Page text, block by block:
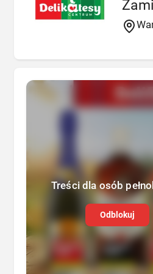
Treści dla osób
Odblokuj